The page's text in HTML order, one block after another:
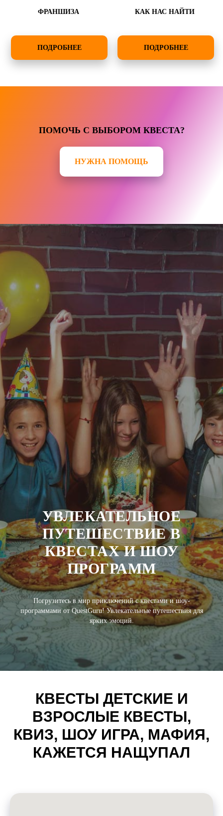
ФРАНШИЗА
ПОДРОБНЕЕ
КАК НАС НАЙТИ
ПОДРОБНЕЕ
ПОМОЧЬ С ВЫБОРОМ КВЕСТА?
НУЖНА ПОМОЩЬ
УВЛЕКАТЕЛЬНОЕ
ПУТЕШЕСТВИЕ В
КВЕСТАХ И ШОУ
ПРОГРАММ
Погрузитесь в мир приключений с квестами и шоу-
программами от QuestGuru! Увлекательные путешествия для
ярких эмоций.
КВЕСТЫ ДЕТСКИЕ И
ВЗРОСЛЫЕ КВЕСТЫ,
КВИЗ, ШОУ ИГРА, МАФИЯ,
КАЖЕТСЯ НАЩУПАЛ